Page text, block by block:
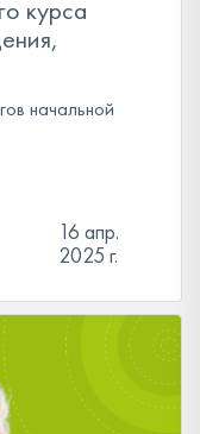
курса
начальной
16 апр.
2025 г.